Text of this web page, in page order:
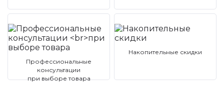
Профессиональные
консультации
при выборе товара
Накопительные скидки